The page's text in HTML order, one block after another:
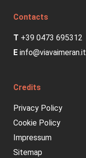
Contacts
T +39 0473 695312
E info@viavaimeran.it
Credits
Privacy Policy
Cookie Policy
Impressum
Sitemap